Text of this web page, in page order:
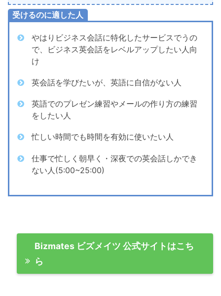
受けるのに適した人
やはりビジネス会話に特化したサービスでうの
で、ビジネス英会話をレベルアップしたい人向
け
英会話を学びたいが、英語に自信がない人
英語でのプレゼン練習やメールの作り方の練習
をしたい人
忙しい時間でも時間を有効に使いたい人
仕事で忙しく朝早く・深夜での英会話しかでき
ない人(5:00~25:00)
Bizmates ビズメイツ 公式サイトはこち
ら